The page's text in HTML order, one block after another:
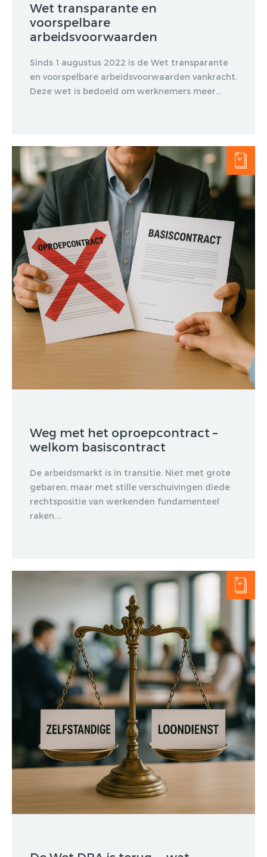
Wet transparante en
voorspelbare
arbeidsvoorwaarden
Sinds 1 augustus 2022 is de Wet transparante
en voorspelbare arbeidsvoorwaarden vankracht.
Deze wet is bedoeld om werknemers meer...
Weg met het oproepcontract –
welkom basiscontract
De arbeidsmarkt is in transitie. Niet met grote
gebaren, maar met stille verschuivingen diede
rechtspositie van werkenden fundamenteel
raken....